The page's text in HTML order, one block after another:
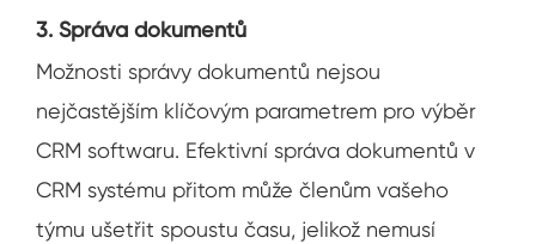
3. Správa dokumentů
Možnosti správy dokumentů nejsou
nejčastějším klíčovým parametrem pro výběr
CRM softwaru. Efektivní správa dokumentů v
CRM systému přitom může členům vašeho
týmu ušetřit spoustu času, jelikož nemusí